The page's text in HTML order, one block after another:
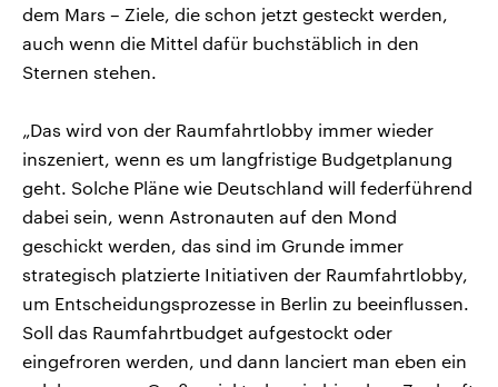
dem Mars – Ziele, die schon jetzt gesteckt werden,
auch wenn die Mittel dafür buchstäblich in den
Sternen stehen.
„Das wird von der Raumfahrtlobby immer wieder
inszeniert, wenn es um langfristige Budgetplanung
geht. Solche Pläne wie Deutschland will federführend
dabei sein, wenn Astronauten auf den Mond
geschickt werden, das sind im Grunde immer
strategisch platzierte Initiativen der Raumfahrtlobby,
um Entscheidungsprozesse in Berlin zu beeinflussen.
Soll das Raumfahrtbudget aufgestockt oder
eingefroren werden, und dann lanciert man eben ein